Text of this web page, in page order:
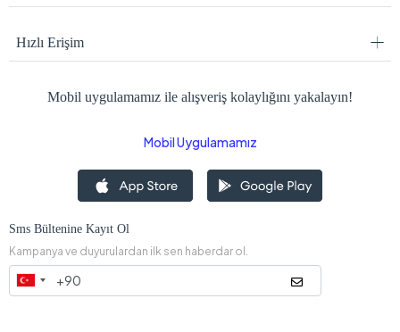
Hızlı Erişim
Mobil uygulamamız ile alışveriş kolaylığını yakalayın!
Mobil Uygulamamız
Sms Bültenine Kayıt Ol
Kampanya ve duyurulardan ilk sen haberdar ol.